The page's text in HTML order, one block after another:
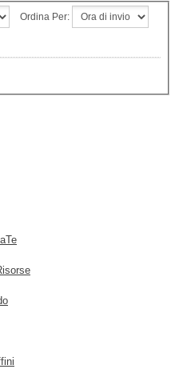
Ordina Per: